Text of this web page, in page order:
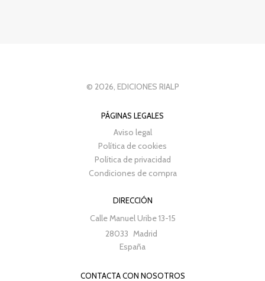
© 2026, EDICIONES RIALP
PÁGINAS LEGALES
Aviso legal
Política de cookies
Política de privacidad
Condiciones de compra
DIRECCIÓN
Calle Manuel Uribe 13-15
28033 Madrid
España
CONTACTA CON NOSOTROS